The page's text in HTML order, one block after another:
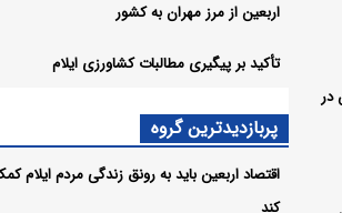
از یک میلیون و ۳۰۵
در
اربعین از مرز مهران به کشور
تأکید بر پیگیری مطالبات کشاورزی ایلام
پربازدیدترین گروه
اقتصاد اربعین باید به رونق زندگی مردم ایلام
کند